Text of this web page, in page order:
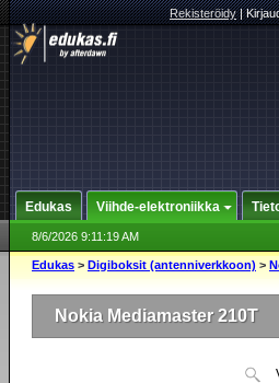
Rekisteröidy|
Edukas Viihde-elektroniikka
8/6/2026 9:11:19 AM
Edukas > Digiboksit (antenniverkkoon) >
Nokia Mediamaster 210T